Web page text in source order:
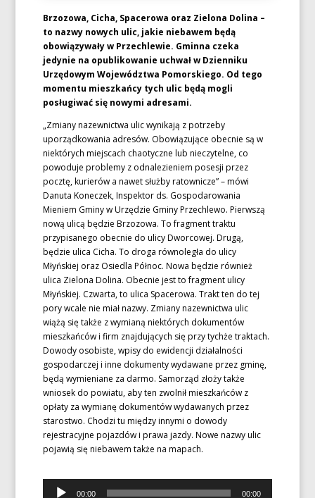
Brzozowa, Cicha, Spacerowa oraz Zielona Dolina –
to nazwy nowych ulic, jakie niebawem będą
obowiązywały w Przechlewie. Gminna czeka
jedynie na opublikowanie uchwał w Dzienniku
Urzędowym Województwa Pomorskiego. Od tego
momentu mieszkańcy tych ulic będą mogli
posługiwać się nowymi adresami.
„Zmiany nazewnictwa ulic wynikają z potrzeby
uporządkowania adresów. Obowiązujące obecnie są w
niektórych miejscach chaotyczne lub nieczytelne, co
powoduje problemy z odnalezieniem posesji przez
pocztę, kurierów a nawet służby ratownicze” – mówi
Danuta Koneczek, Inspektor ds. Gospodarowania
Mieniem Gminy w Urzędzie Gminy Przechlewo. Pierwszą
nową ulicą będzie Brzozowa. To fragment traktu
przypisanego obecnie do ulicy Dworcowej. Drugą,
będzie ulica Cicha. To droga równoległa do ulicy
Młyńskiej oraz Osiedla Północ. Nowa będzie również
ulica Zielona Dolina. Obecnie jest to fragment ulicy
Młyńskiej. Czwarta, to ulica Spacerowa. Trakt ten do tej
pory wcale nie miał nazwy. Zmiany nazewnictwa ulic
wiążą się także z wymianą niektórych dokumentów
mieszkańców i firm znajdujących się przy tychże traktach.
Dowody osobiste, wpisy do ewidencji działalności
gospodarczej i inne dokumenty wydawane przez gminę,
będą wymieniane za darmo. Samorząd złoży także
wniosek do powiatu, aby ten zwolnił mieszkańców z
opłaty za wymianę dokumentów wydawanych przez
starostwo. Chodzi tu między innymi o dowody
rejestracyjne pojazdów i prawa jazdy. Nowe nazwy ulic
pojawią się niebawem także na mapach.
Odtwarzacz
00:00 00:00